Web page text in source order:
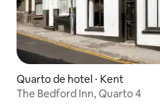
Quarto de hotel ⋅ Kent
The Bedford Inn, Quarto 4